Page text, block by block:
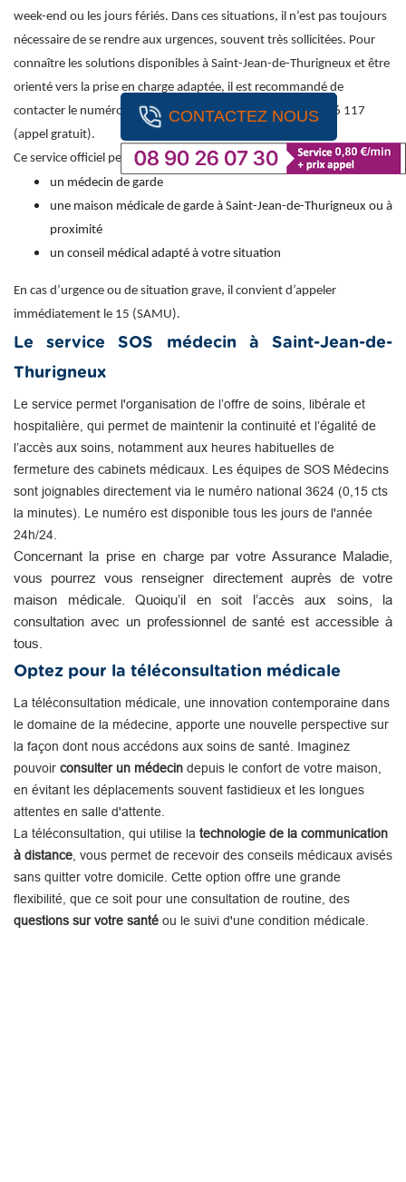
CONTACTEZ NOUS
week-end ou les jours fériés. Dans ces situations, il n’est pas toujours
nécessaire de se rendre aux urgences, souvent très sollicitées. Pour
connaître les solutions disponibles à Saint-Jean-de-Thurigneux et être
orienté vers la prise en charge adaptée, il est recommandé de
contacter le numéro national de permanence des soins : 116 117
(appel gratuit).
Ce service officiel permet d’obtenir une orientation vers :
un médecin de garde
une maison médicale de garde à Saint-Jean-de-Thurigneux ou à
proximité
un conseil médical adapté à votre situation
En cas d’urgence ou de situation grave, il convient d’appeler
immédiatement le 15 (SAMU).
Le service SOS médecin à Saint-Jean-de-
Thurigneux
Le service permet l'organisation de l’offre de soins, libérale et
hospitalière, qui permet de maintenir la continuité et l’égalité de
l’accès aux soins, notamment aux heures habituelles de
fermeture des cabinets médicaux. Les équipes de SOS Médecins
sont joignables directement via le numéro national 3624 (0,15 cts
la minutes). Le numéro est disponible tous les jours de l'année
24h/24.
Concernant la prise en charge par votre Assurance Maladie,
vous pourrez vous renseigner directement auprès de votre
maison médicale. Quoiqu’il en soit l’accès aux soins, la
consultation avec un professionnel de santé est accessible à
tous.
Optez pour la téléconsultation médicale
La téléconsultation médicale, une innovation contemporaine dans
le domaine de la médecine, apporte une nouvelle perspective sur
la façon dont nous accédons aux soins de santé. Imaginez
pouvoir consulter un médecin depuis le confort de votre maison,
en évitant les déplacements souvent fastidieux et les longues
attentes en salle d'attente.
La téléconsultation, qui utilise la technologie de la communication
à distance , vous permet de recevoir des conseils médicaux avisés
sans quitter votre domicile. Cette option offre une grande
flexibilité, que ce soit pour une consultation de routine, des
questions sur votre santé ou le suivi d'une condition médicale.